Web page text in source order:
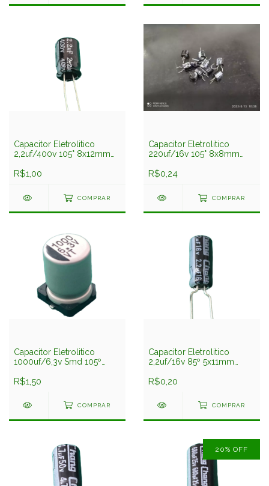
Capacitor Eletrolitico
2,2uf/400v 105° 8x12mm
R$1,00
COMPRAR
Capacitor Eletrolitico
220uf/16v 105° 8x8mm
R$0,24
COMPRAR
Capacitor Eletrolitico
1000uf/6,3v Smd 105º
R$1,50
COMPRAR
Capacitor Eletrolitico
2,2uf/16v 85º 5x11mm
R$0,20
COMPRAR
20% OFF